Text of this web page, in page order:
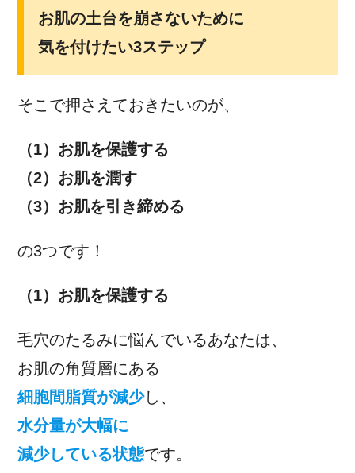
お肌の土台を崩さないために
気を付けたい3ステップ
そこで押さえておきたいのが、
（1）お肌を保護する
（2）お肌を潤す
（3）お肌を引き締める
の3つです！
（1）お肌を保護する
毛穴のたるみに悩んでいるあなたは、
お肌の角質層にある
細胞間脂質が減少し、
水分量が大幅に
減少している状態です。